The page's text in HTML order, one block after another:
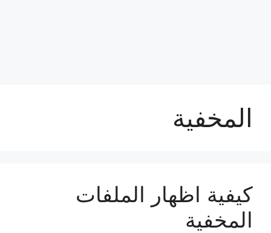
المخفية
كيفية اظهار الملفات
المخفية